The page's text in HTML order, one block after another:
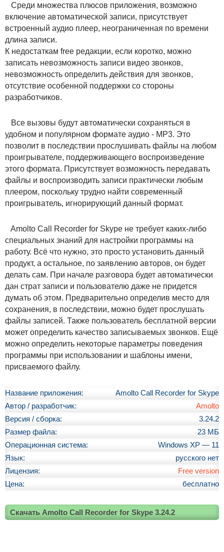
Среди множества плюсов приложения, возможно
включение автоматической записи, присутствует
встроенный аудио плеер, неограниченная по времени
длина записи.
К недостаткам free редакции, если коротко, можно
записать невозможность записи видео звонков,
невозможность определить действия для звонков,
отсутствие особенной поддержки со стороны
разработчиков.
Все вызовы будут автоматически сохраняться в
удобном и популярном формате аудио - MP3. Это
позволит в последствии прослушивать файлы на любом
проигрывателе, поддерживающего воспроизведение
этого формата. Присутствует возможность передавать
файлы и воспроизводить записи практически любым
плеером, поскольку трудно найти современный
проигрыватель, игнорирующий данный формат.
Amolto Call Recorder for Skype не требует каких-либо
специальных знаний для настройки программы на
работу. Всё что нужно, это просто установить данный
продукт, а остальное, по заявлению авторов, он будет
делать сам. При начале разговора будет автоматически
дан страт записи и пользователю даже не придется
думать об этом. Предварительно определив место для
сохранения, в последствии, можно будет прослушать
файлы записей. Также пользователь бесплатной версии
может определить качество записываемых звонков. Ещё
можно определить некоторые параметры поведения
программы при использовании и шаблоны имени,
присваемого файлу.
Название приложения:
Amolto Call Recorder for Skype
Автор / разработчик:
Amolto
Версия / сборка:
3.24.2
Размер файла:
23 МБ
Операционная система:
Windows XP — 11
Язык:
русского нет
Лицензия:
Free version
Цена:
бесплатно
Скачать Amolto Call Recorder for Skype 3.24.2